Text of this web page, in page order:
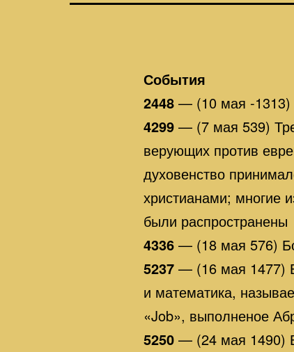
События
2448 — (10 мая -1313)
4299 — (7 мая 539)
верующих против
духовенство
христианами; многие
были распространены
4336 — (18 мая 576)
5237 — (16 мая 1477)
и математика,
«Job», выполненое
5250 — (24 мая 1490)